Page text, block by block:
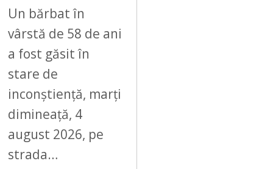
Un bărbat în
vârstă de 58 de ani
a fost găsit în
stare de
inconștiență, marți
dimineață, 4
august 2026, pe
strada…